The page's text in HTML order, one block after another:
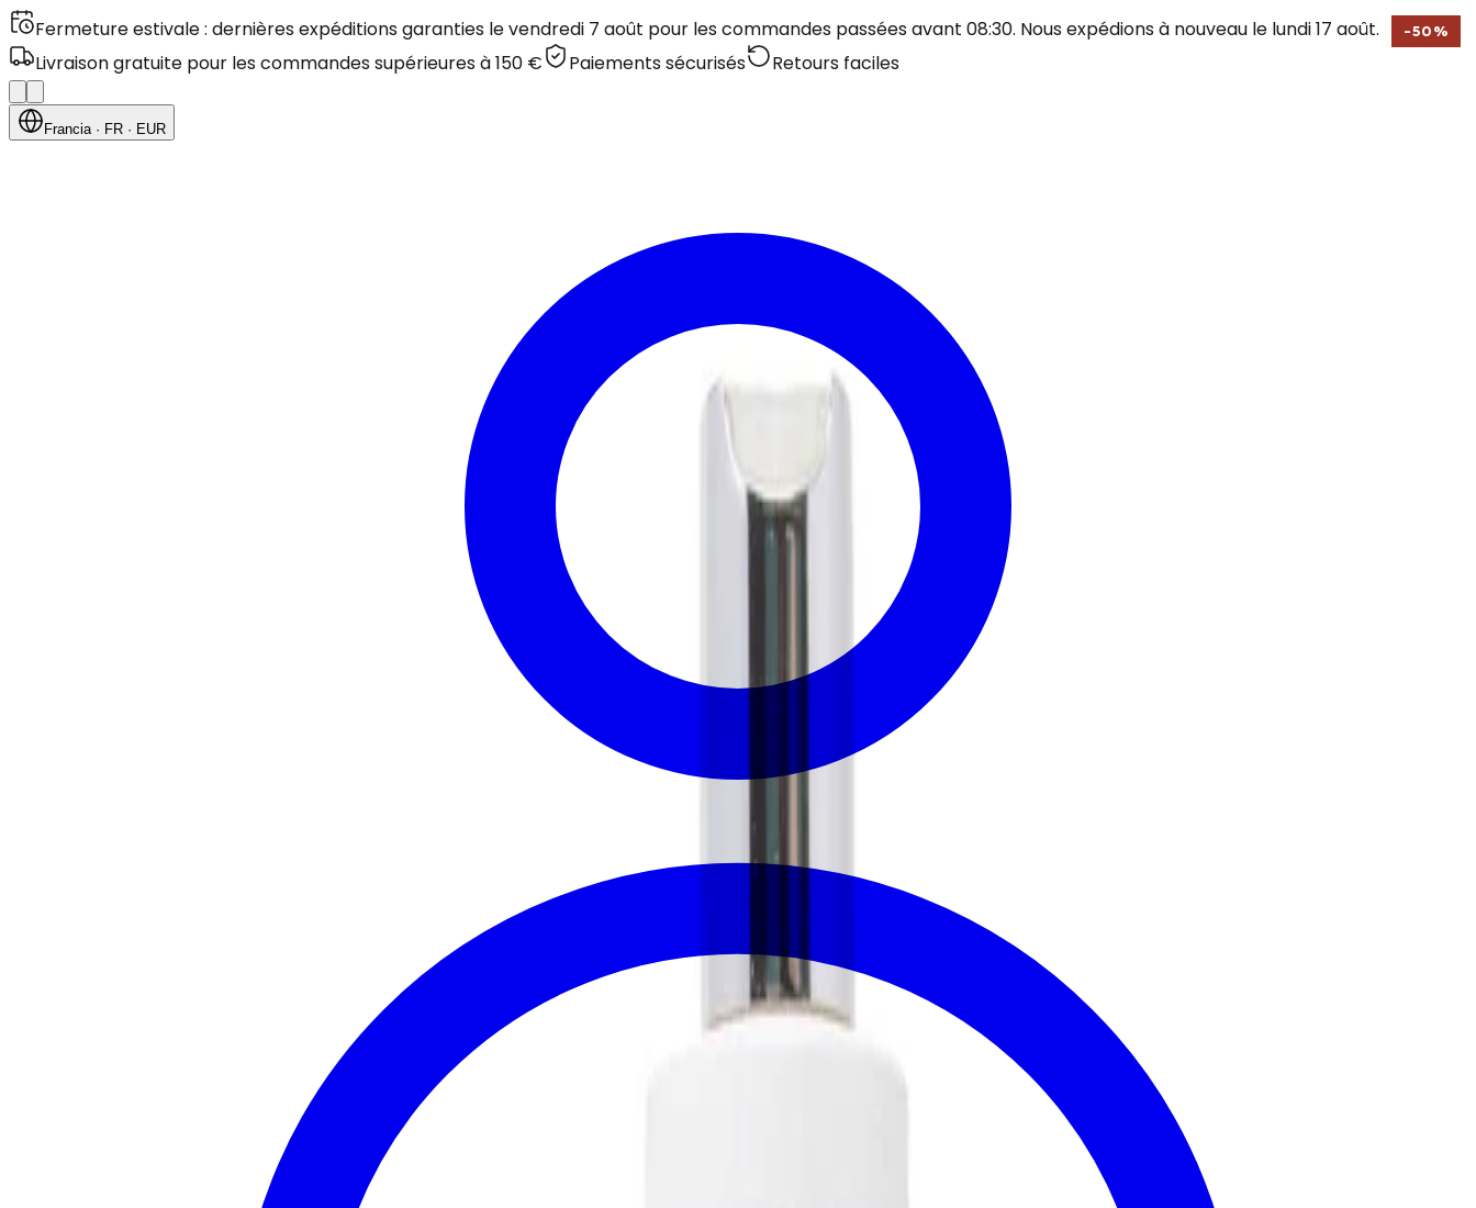
Fermeture estivale : dernières expéditions garanties le vendredi 7 août pour les commandes passées avant 08:30. Nous expédions à nouveau le lundi 17 août.
Livraison gratuite pour les commandes supérieures à 150 €
Paiements sécurisés Retours faciles
Francia· FR · EUR
-50 %